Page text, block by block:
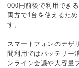
000円前後で利用でき
両方で1台を使えるた
す。
スマートフォンのテザ
間利用ではバッテリー
ンライン会議や大容量